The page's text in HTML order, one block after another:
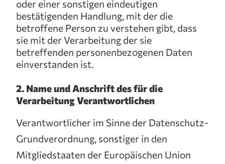
oder einer sonstigen eindeutigen
bestätigenden Handlung, mit der die
betroffene Person zu verstehen gibt, dass
sie mit der Verarbeitung der sie
betreffenden personenbezogenen Daten
einverstanden ist.
2. Name und Anschrift des für die
Verarbeitung Verantwortlichen
Verantwortlicher im Sinne der Datenschutz-
Grundverordnung, sonstiger in den
Mitgliedstaaten der Europäischen Union